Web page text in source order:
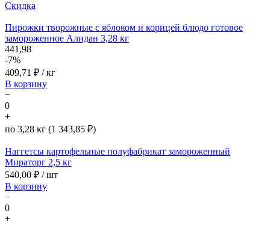
Скидка
Пирожки творожные с яблоком и корицей блюдо готовое
замороженное Алидан 3,28 кг
441,98
-7%
409,71 ₽ / кг
В корзину
−
0
+
по 3,28 кг (1 343,85 ₽)
Наггетсы картофельные полуфабрикат замороженный
Мираторг 2,5 кг
540,00 ₽ / шт
В корзину
−
0
+